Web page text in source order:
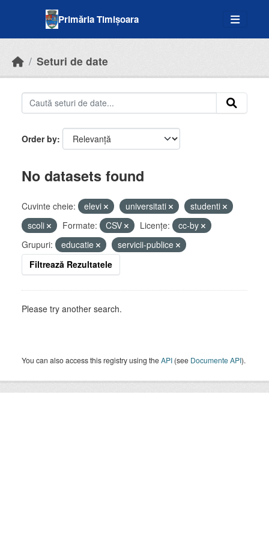
Primăria Timișoara
Seturi de date
Order by
No datasets found
Cuvinte cheie: elevi universitati
studenti
scoli
Formate: CSV Licenţe:
cc-by
Grupuri:
educatie
servicii-publice
Filtrează Rezultatele
Please try another search.
You can also access this registry using theAPI (see Documente API).